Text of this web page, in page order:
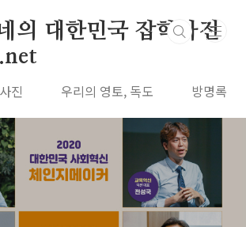
의 대한민국 잡학사전
진 우리의 영토, 독도 방명록